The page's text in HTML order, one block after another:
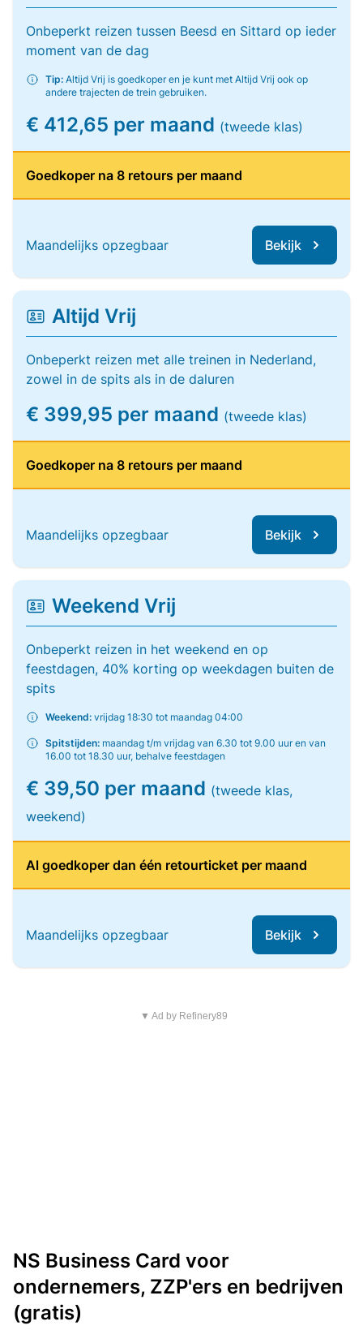
Onbeperkt reizen tussen Beesd en Sittard op ieder
moment van de dag
Tip: Altijd Vrij is goedkoper en je kunt met Altijd Vrij ook op
andere trajecten de trein gebruiken.
€ 412,65 per maand (tweede klas)
Goedkoper na 8 retours per maand
Maandelijks opzegbaar Bekijk
Altijd Vrij
Onbeperkt reizen met alle treinen in Nederland,
zowel in de spits als in de daluren
€ 399,95 per maand (tweede klas)
Goedkoper na 8 retours per maand
Maandelijks opzegbaar Bekijk
Weekend Vrij
Onbeperkt reizen in het weekend en op
feestdagen, 40% korting op weekdagen buiten de
spits
Weekend: vrijdag 18:30 tot maandag 04:00
Spitstijden: maandag t/m vrijdag van 6.30 tot 9.00 uur en van
16.00 tot 18.30 uur, behalve feestdagen
€ 39,50 per maand (tweede klas,
weekend)
Al goedkoper dan één retourticket per maand
Maandelijks opzegbaar Bekijk
▼ Ad by Refinery89
NS Business Card voor
ondernemers, ZZP'ers en bedrijven
(gratis)